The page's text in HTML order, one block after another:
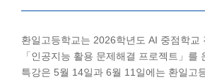
환일고등학교는 2026학년도 AI 중점학교
「인공지능 활용 문제해결 프로젝트」를
특강은 5월 14일과 6월 11일에는 환일고